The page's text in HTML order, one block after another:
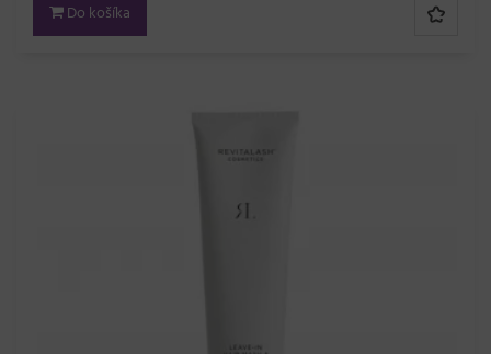
Do košíka